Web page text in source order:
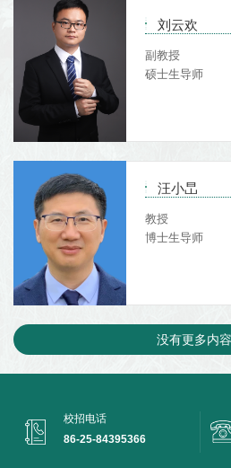
刘云欢
副教授
硕士生导师
汪小旵
教授
博士生导师
没有更多内
校招电话
86-25-84395366